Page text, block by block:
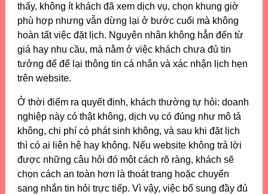
thấy, không ít khách đã xem dịch vụ, chọn khung giờ
phù hợp nhưng vẫn dừng lại ở bước cuối mà không
hoàn tất việc đặt lịch. Nguyên nhân không hẳn đến từ
giá hay nhu cầu, mà nằm ở việc khách chưa đủ tin
tưởng để để lại thông tin cá nhân và xác nhận lịch hẹn
trên website.
Ở thời điểm ra quyết định, khách thường tự hỏi: doanh
nghiệp này có thật không, dịch vụ có đúng như mô tả
không, chi phí có phát sinh không, và sau khi đặt lịch
thì có ai liên hệ hay không. Nếu website không trả lời
được những câu hỏi đó một cách rõ ràng, khách sẽ
chọn cách an toàn hơn là thoát trang hoặc chuyển
sang nhắn tin hỏi trực tiếp. Vì vậy, việc bổ sung đầy đủ